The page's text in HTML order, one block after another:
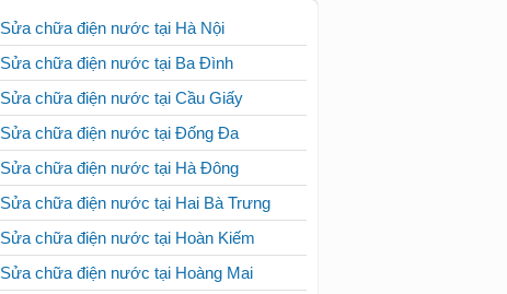
Sửa chữa điện nước tại Hà Nội
Sửa chữa điện nước tại Ba Đình
Sửa chữa điện nước tại Cầu Giấy
Sửa chữa điện nước tại Đống Đa
Sửa chữa điện nước tại Hà Đông
Sửa chữa điện nước tại Hai Bà Trưng
Sửa chữa điện nước tại Hoàn Kiếm
Sửa chữa điện nước tại Hoàng Mai